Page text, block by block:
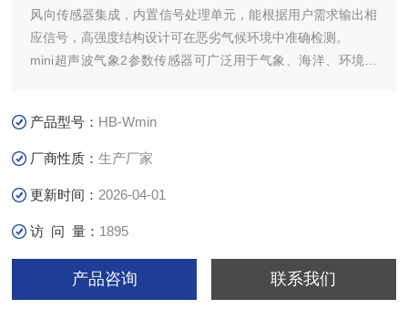
风向传感器集成，内置信号处理单元，能根据用户需求输出相
应信号，高强度结构设计可在恶劣气候环境中准确检测。
mini超声波气象2参数传感器可广泛用于气象、海洋、环境、
产品型号： HB-Wmin
厂商性质：生产厂家
更新时间： 2026-04-01
访 问 量： 1895
产品咨询 联系我们